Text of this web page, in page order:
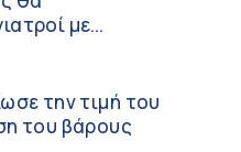
H θερμική
με
συστήματος
την τιμή του
του βάρους